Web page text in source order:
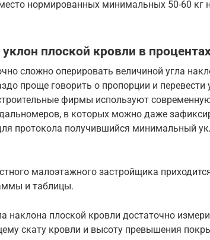
нормированных минимальных 50-60 кг
плоской кровли в
сложно оперировать величиной угла
проще говорить о пропорции и перевести
фирмы используют
в которых можно даже
протокола получившийся минимальный
малоэтажного застройщика
и таблицы.
наклона плоской кровли достаточно
скату кровли и высоту превышения